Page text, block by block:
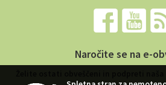
Naročite se na e-